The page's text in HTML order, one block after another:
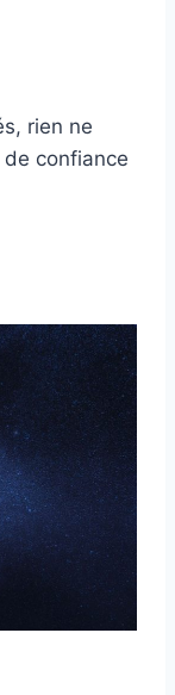
rien ne
de confiance